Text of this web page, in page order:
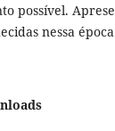
possível.
nessa